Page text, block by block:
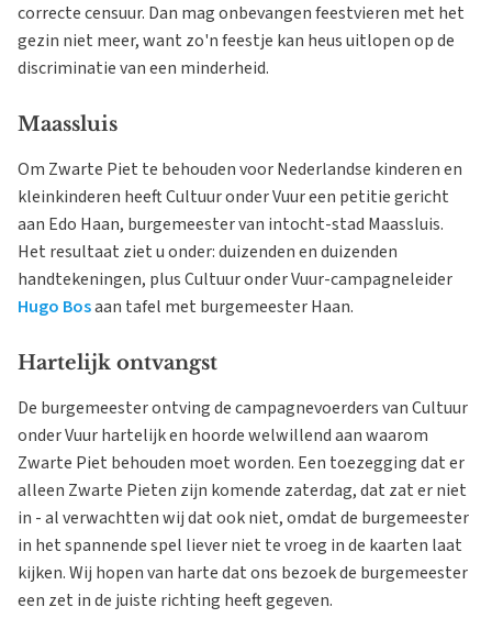
correcte censuur. Dan mag onbevangen feestvieren met het
gezin niet meer, want zo'n feestje kan heus uitlopen op de
discriminatie van een minderheid.
Maassluis
Om Zwarte Piet te behouden voor Nederlandse kinderen en
kleinkinderen heeft Cultuur onder Vuur een petitie gericht
aan Edo Haan, burgemeester van intocht-stad Maassluis.
Het resultaat ziet u onder: duizenden en duizenden
handtekeningen, plus Cultuur onder Vuur-campagneleider
Hugo Bosaan tafel met burgemeester Haan.
Hartelijk ontvangst
De burgemeester ontving de campagnevoerders van Cultuur
onder Vuur hartelijk en hoorde welwillend aan waarom
Zwarte Piet behouden moet worden. Een toezegging dat er
alleen Zwarte Pieten zijn komende zaterdag, dat zat er niet
in - al verwachtten wij dat ook niet, omdat de burgemeester
in het spannende spel liever niet te vroeg in de kaarten laat
kijken. Wij hopen van harte dat ons bezoek de burgemeester
een zet in de juiste richting heeft gegeven.